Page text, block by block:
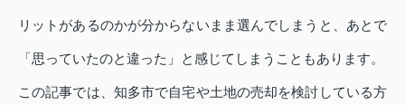
リットがあるのかが分からないまま選んでしまうと、あとで
「思っていたのと違った」と感じてしまうこともあります。
この記事では、知多市で自宅や土地の売却を検討している方